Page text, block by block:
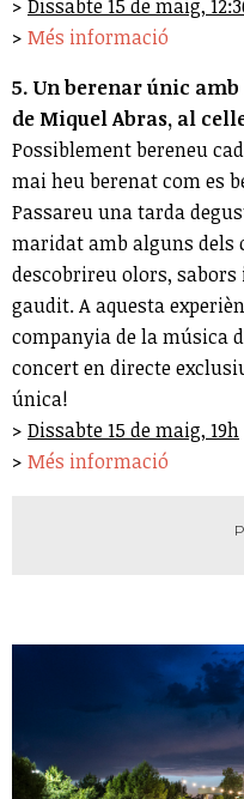
> Dissabte 15 de maig,
> Més informació
5. Un berenar únic
de Miquel Abras, al
Possiblement bereneu
mai heu berenat com es
Passareu una tarda
maridat amb alguns dels
descobrireu olors,
gaudit. A aquesta
companyia de la música
concert en directe
única!
> Dissabte 15 de maig, 19h
> Més informació